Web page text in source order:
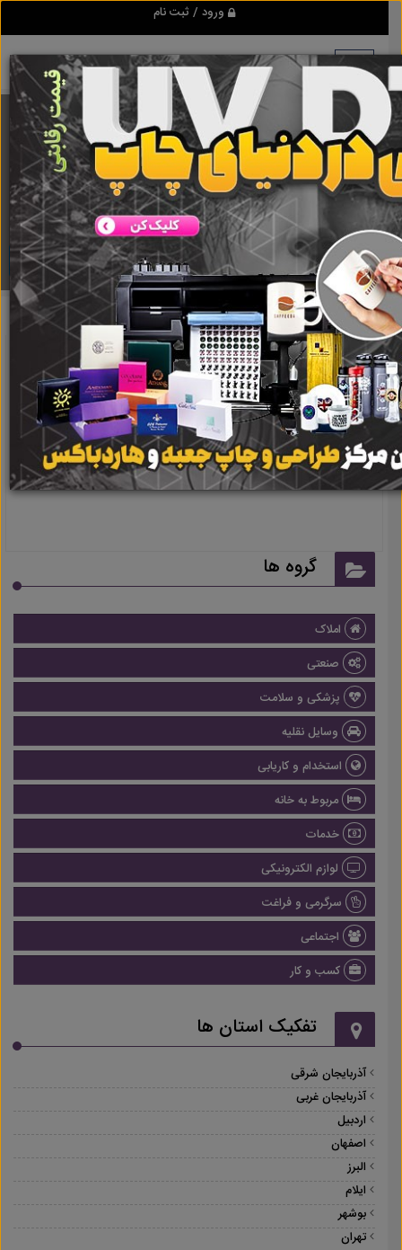
ورود / ثبت نام
برنامه اندروید ابزاریراق
مرجع نیازمندیهای ابزار و یراق آلات عمومی و صنعتی
دانلود
نتیجه ای یافت نشد
گروه ها
املاک
صنعتی
پزشکی و سلامت
وسایل نقلیه
استخدام و کاریابی
مربوط به خانه
خدمات
لوازم الکترونیکی
سرگرمی و فراغت
اجتماعی
کسب و کار
تفکیک استان ها
آذربایجان شرقی
آذربایجان غربی
اردبیل
اصفهان
البرز
ایلام
بوشهر
تهران